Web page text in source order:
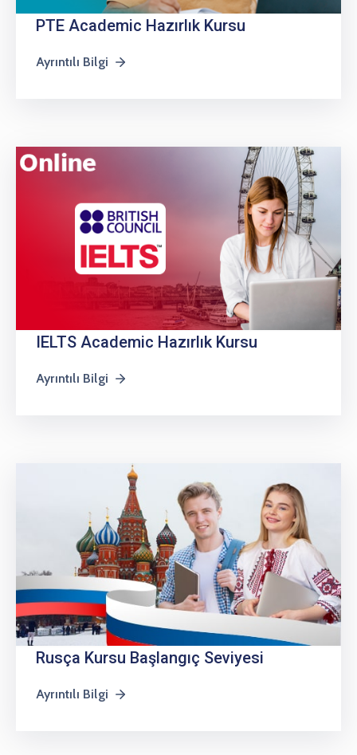
PTE Academic Hazırlık Kursu
Ayrıntılı Bilgi
IELTS Academic Hazırlık Kursu
Ayrıntılı Bilgi
Rusça Kursu Başlangıç Seviyesi
Ayrıntılı Bilgi